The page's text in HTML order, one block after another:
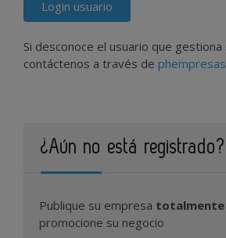
Login usuario
Si desconoce el usuario que
contáctenos a través de
¿Aún no está registrado?
Publique su empresa
promocione su negocio